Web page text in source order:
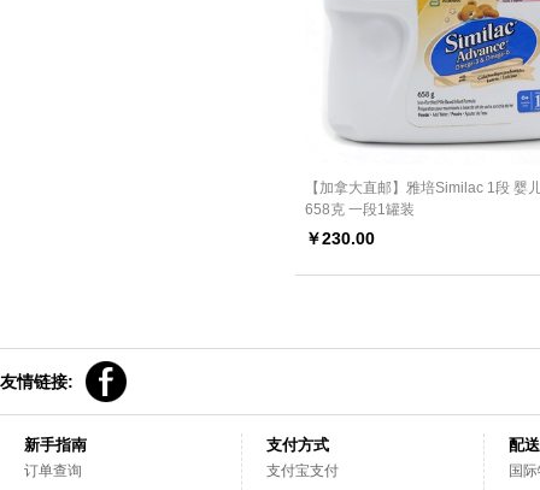
【加拿大直邮】雅培Similac 1段 婴
658克 一段1罐装
￥230.00
友情链接:
新手指南
订单查询
支付方式
支付宝支付
配
国